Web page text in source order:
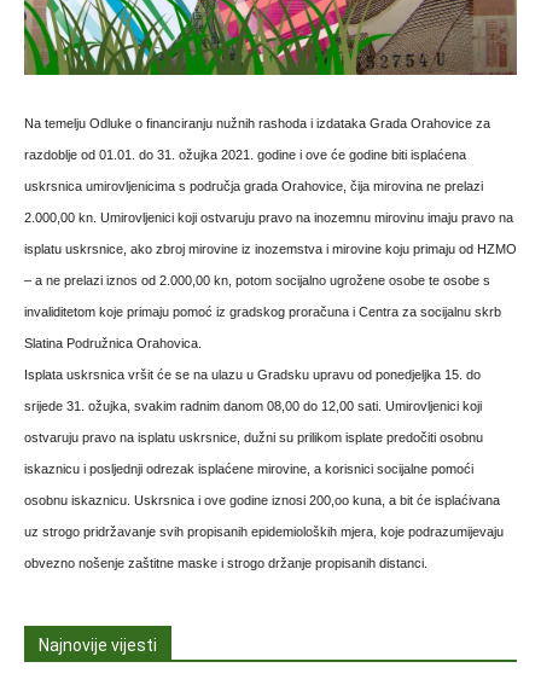
Na temelju Odluke o financiranju nužnih rashoda i izdataka Grada Orahovice za
razdoblje od 01.01. do 31. ožujka 2021. godine i ove će godine biti isplaćena
uskrsnica umirovljenicima s područja grada Orahovice, čija mirovina ne prelazi
2.000,00 kn. Umirovljenici koji ostvaruju pravo na inozemnu mirovinu imaju pravo na
isplatu uskrsnice, ako zbroj mirovine iz inozemstva i mirovine koju primaju od HZMO
– a ne prelazi iznos od 2.000,00 kn, potom socijalno ugrožene osobe te osobe s
invaliditetom koje primaju pomoć iz gradskog proračuna i Centra za socijalnu skrb
Slatina Podružnica Orahovica.
Isplata uskrsnica vršit će se na ulazu u Gradsku upravu od ponedjeljka 15. do
srijede 31. ožujka, svakim radnim danom 08,00 do 12,00 sati. Umirovljenici koji
ostvaruju pravo na isplatu uskrsnice, dužni su prilikom isplate predočiti osobnu
iskaznicu i posljednji odrezak isplaćene mirovine, a korisnici socijalne pomoći
osobnu iskaznicu. Uskrsnica i ove godine iznosi 200,oo kuna, a bit će isplaćivana
uz strogo pridržavanje svih propisanih epidemioloških mjera, koje podrazumijevaju
obvezno nošenje zaštitne maske i strogo držanje propisanih distanci.
Najnovije vijesti